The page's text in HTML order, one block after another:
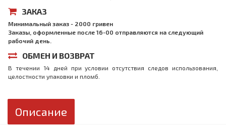
ЗАКАЗ
Минимальный заказ - 2000 гривен
Заказы, оформленные после 16-00 отправляются на следующий
рабочий день.
ОБМЕН И ВОЗВРАТ
В течении 14 дней при условии отсутствия следов использования,
целостности упаковки и пломб.
Описание